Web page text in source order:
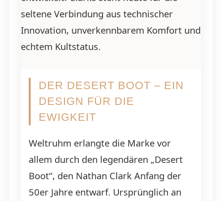
seltene Verbindung aus technischer
Innovation, unverkennbarem Komfort und
echtem Kultstatus.
DER DESERT BOOT – EIN
DESIGN FÜR DIE
EWIGKEIT
Weltruhm erlangte die Marke vor
allem durch den legendären „Desert
Boot“, den Nathan Clark Anfang der
50er Jahre entwarf. Ursprünglich an